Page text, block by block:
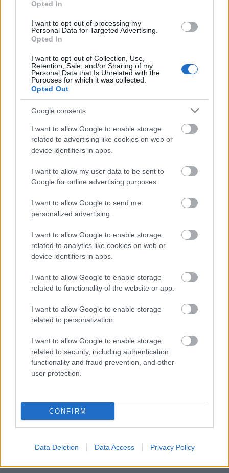
Opted In
I want to opt-out of processing my
Personal Data for Targeted Advertising.
Opted In
I want to opt-out of Collection, Use,
Retention, Sale, and/or Sharing of my
Personal Data that Is Unrelated with the
Purposes for which it was collected.
Opted Out
Google consents
I want to allow Google to enable storage
related to advertising like cookies on web or
device identifiers in apps.
I want to allow my user data to be sent to
Google for online advertising purposes.
I want to allow Google to send me
personalized advertising.
I want to allow Google to enable storage
related to analytics like cookies on web or
device identifiers in apps.
I want to allow Google to enable storage
related to functionality of the website or app.
I want to allow Google to enable storage
related to personalization.
I want to allow Google to enable storage
related to security, including authentication
functionality and fraud prevention, and other
user protection.
CONFIRM
Data Deletion Data Access Privacy Policy
A 2017-es Corodini Kupa díjazottjai
Kelle Botond•2017. szeptember 23.
A 30. jubileumi Corodini Bűvészversenyen az alábbi
Szokor Gyula (472 pont)2. Szűcs László (452 pont)3.
Szalay Gyula (317 pont) Különdíj: Szemerey László
Színpadi bűvészet: 1. Szakmáry Péter (463 pont)2.
Grünwald Norbert (457 pont)3. Papp Dániel (395…
Rafael Benatar szeminárium
Kelle Botond•2016. május 30.